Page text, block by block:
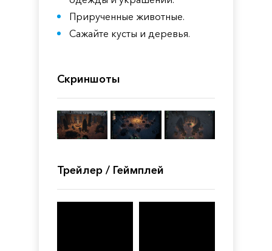
Прирученные животные.
Сажайте кусты и деревья.
Скриншоты
Трейлер / Геймплей